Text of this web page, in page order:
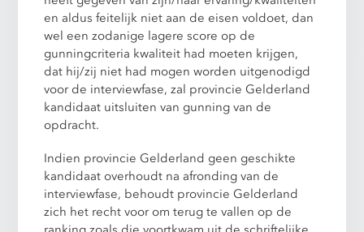
en aldus feitelijk niet aan de eisen voldoet, dan
wel een zodanige lagere score op de
gunningcriteria kwaliteit had moeten krijgen,
dat hij/zij niet had mogen worden uitgenodigd
voor de interviewfase, zal provincie Gelderland
kandidaat uitsluiten van gunning van de
opdracht.
Indien provincie Gelderland geen geschikte
kandidaat overhoudt na afronding van de
interviewfase, behoudt provincie Gelderland
zich het recht voor om terug te vallen op de